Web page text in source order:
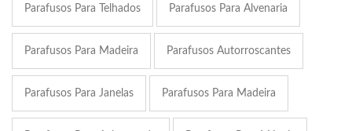
Parafusos Para Telhados Parafusos Para Alvenaria
Parafusos Para Madeira Parafusos Autorroscantes
Parafusos Para Janelas Parafusos Para Madeira